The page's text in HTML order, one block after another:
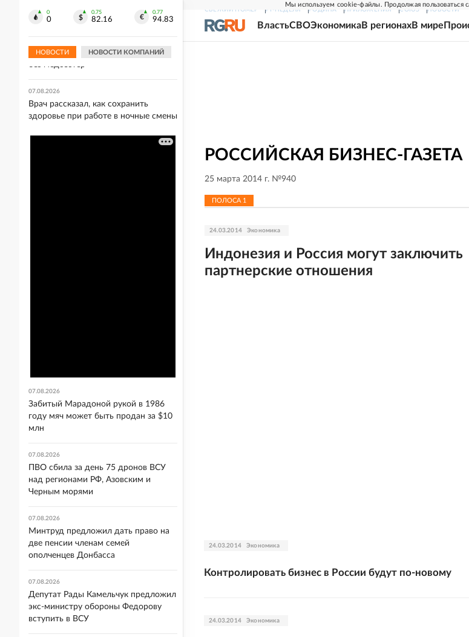
Мы используем cookie-файлы. Продолжая пользоваться
СВЕЖИЙ НОМЕР РГ-НЕДЕЛЯ РОДИНА ПРИЛОЖЕНИЯ СОЮЗ НОВОСТИ
ВластьСВОЭкономикаВ регионахВ мире
РОССИЙСКАЯ БИЗНЕС-ГАЗЕТА
25 марта 2014 г. №940
ПОЛОСА 1
24.03.2014 Экономика
Индонезия и Россия могут заключить
партнерские отношения
24.03.2014 Экономика
Контролировать бизнес в России будут по-новому
24.03.2014 Экономика
0
0
0.75
82.16
0.77
94.83
НОВОСТИ НОВОСТИ КОМПАНИЙ
киевские больницы могут остаться
без медсестер
07.08.2026
Врач рассказал, как сохранить
здоровье при работе в ночные смены
07.08.2026
Забитый Марадоной рукой в 1986
году мяч может быть продан за $10
млн
07.08.2026
ПВО сбила за день 75 дронов ВСУ
над регионами РФ, Азовским и
Черным морями
07.08.2026
Минтруд предложил дать право на
две пенсии членам семей
ополченцев Донбасса
07.08.2026
Депутат Рады Камельчук предложил
экс-министру обороны Федорову
вступить в ВСУ